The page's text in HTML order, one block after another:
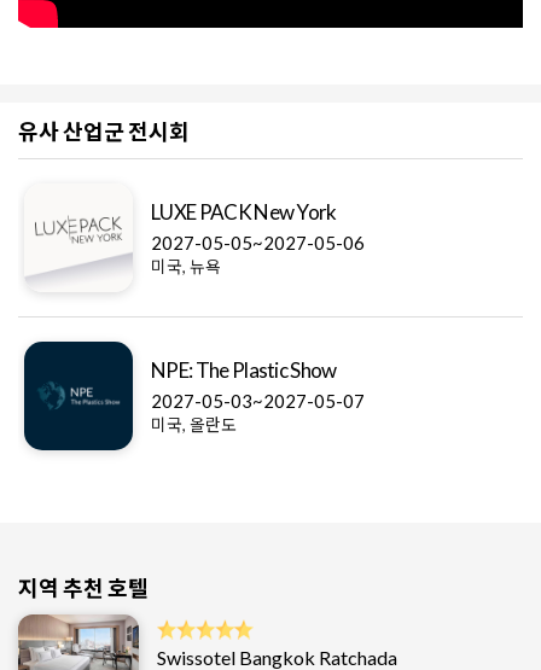
유사 산업군 전시회
LUXE PACK New York
2027-05-05~2027-05-06
미국, 뉴욕
NPE: The Plastic Show
2027-05-03~2027-05-07
미국, 올란도
지역 추천 호텔
Swissotel Bangkok Ratchada